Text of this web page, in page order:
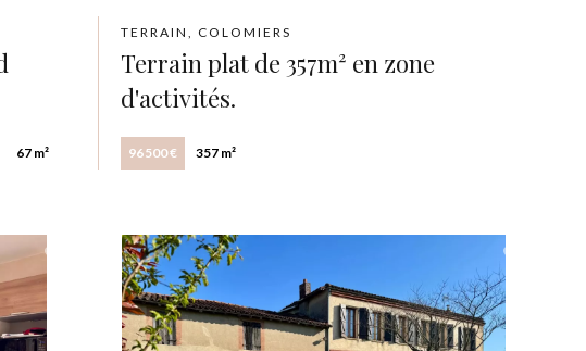
67 m²
TERRAIN, COLOMIERS
Terrain plat de 357m² en zone
d'activités.
96 500 € 357 m²